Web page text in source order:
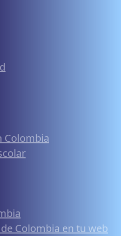
Colombia
Colombia en tu web